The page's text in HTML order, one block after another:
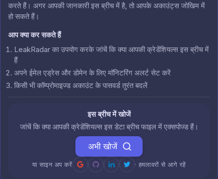
करते हैं। अगर आपकी जानकारी इस ब्रीच में है, तो आपके अकाउंट्स जोखिम में
हो सकते हैं।
आप क्या कर सकते हैं
LeakRadar का उपयोग करके जांचें कि क्या आपकी क्रेडेंशियल्स इस ब्रीच में
हैं
अपने ईमेल एड्रेस और डोमेन के लिए मॉनिटरिंग अलर्ट सेट करें
किसी भी कॉम्प्रोमाइज्ड अकाउंट के पासवर्ड तुरंत बदलें
इस ब्रीच में खोजें
जांचें कि क्या आपकी क्रेडेंशियल्स इस डेटा ब्रीच फाइल में एक्सपोज्ड हैं।
अभी खोजें
या साइन अप करें · हमलावरों से आगे रहें